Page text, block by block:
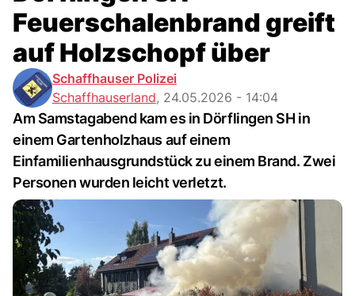
Feuerschalenbrand greift
auf Holzschopf über
Schaffhauser Polizei
Schaffhauserland, 24.05.2026 - 14:04
Am Samstagabend kam es in Dörflingen SH in
einem Gartenholzhaus auf einem
Einfamilienhausgrundstück zu einem Brand. Zwei
Personen wurden leicht verletzt.